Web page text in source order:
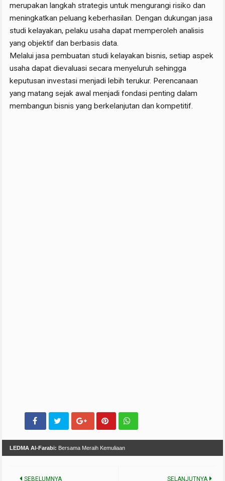
merupakan langkah strategis untuk mengurangi risiko dan
meningkatkan peluang keberhasilan. Dengan dukungan jasa
studi kelayakan, pelaku usaha dapat memperoleh analisis
yang objektif dan berbasis data.
Melalui jasa pembuatan studi kelayakan bisnis, setiap aspek
usaha dapat dievaluasi secara menyeluruh sehingga
keputusan investasi menjadi lebih terukur. Perencanaan
yang matang sejak awal menjadi fondasi penting dalam
membangun bisnis yang berkelanjutan dan kompetitif.
LEDMA Al-Farabi: Bersama Meraih Kemuliaan
SELANJUTNYA
SEBELUMNYA